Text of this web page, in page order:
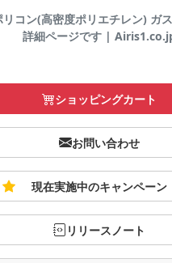
コン(高密度ポリエチレン) ガ
詳細ページです |
ショッピングカート
お問い合わせ
現在実施中のキャンペーン
リリースノート